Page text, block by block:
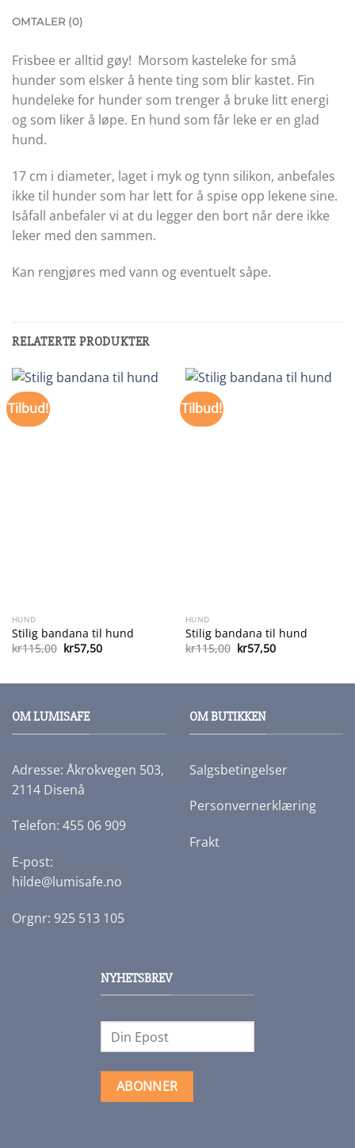
OMTALER (0)
Frisbee er alltid gøy! Morsom kasteleke for små
hunder som elsker å hente ting som blir kastet. Fin
hundeleke for hunder som trenger å bruke litt energi
og som liker å løpe. En hund som får leke er en glad
hund.
17 cm i diameter, laget i myk og tynn silikon, anbefales
ikke til hunder som har lett for å spise opp lekene sine.
Isåfall anbefaler vi at du legger den bort når dere ikke
leker med den sammen.
Kan rengjøres med vann og eventuelt såpe.
RELATERTE PRODUKTER
Tilbud!
HUND
Stilig bandana til hund
kr115,00 Opprinnelig
pris
kr57,50Nåværende
pris
Tilbud!
HUND
Stilig bandana til hund
kr115,00 Opprinnelig
pris
kr57,50Nåværende
pris
OM LUMISAFE
Adresse: Åkrokvegen 503,
2114 Disenå
Telefon: 455 06 909
E-post:
hilde@lumisafe.no
Orgnr: 925 513 105
OM BUTIKKEN
Salgsbetingelser
Personvernerklæring
Frakt
NYHETSBREV